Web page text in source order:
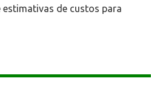
de custos para